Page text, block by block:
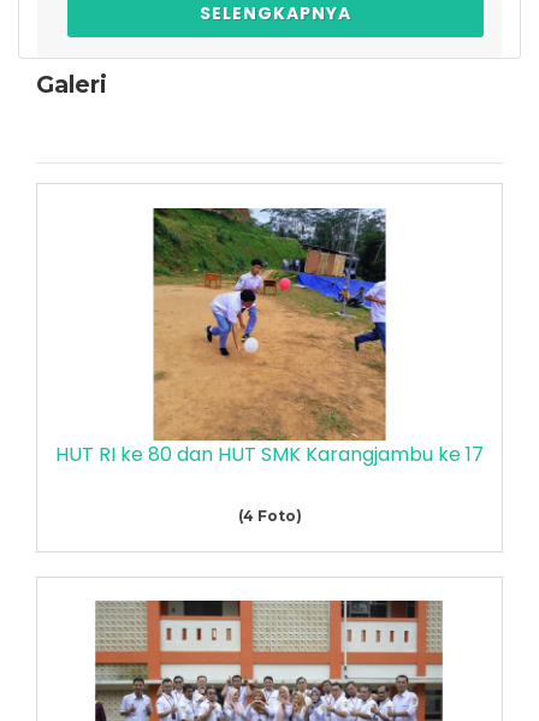
SELENGKAPNYA
Galeri
HUT RI ke 80 dan HUT SMK Karangjambu ke 17
(4 Foto)